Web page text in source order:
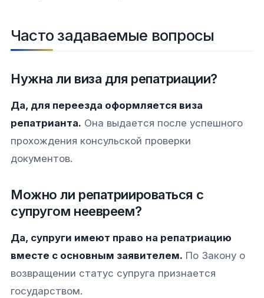
Часто задаваемые вопросы
Нужна ли виза для репатриации?
Да, для переезда оформляется виза
репатрианта. Она выдается после успешного
прохождения консульской проверки
документов.
Можно ли репатриироваться с
супругом неевреем?
Да, супруги имеют право на репатриацию
вместе с основным заявителем. По Закону о
возвращении статус супруга признается
государством.